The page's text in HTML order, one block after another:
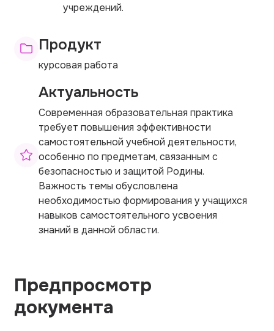
учреждений.
Продукт
курсовая работа
Актуальность
Современная образовательная практика
требует повышения эффективности
самостоятельной учебной деятельности,
особенно по предметам, связанным с
безопасностью и защитой Родины.
Важность темы обусловлена
необходимостью формирования у учащихся
навыков самостоятельного усвоения
знаний в данной области.
Предпросмотр
документа